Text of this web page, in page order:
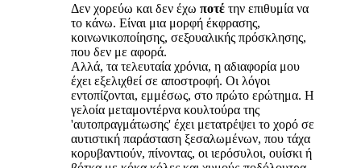
Δεν χορεύω και δεν έχω ποτέ την επιθυμία να
το κάνω. Είναι μια μορφή έκφρασης,
κοινωνικοποίησης, σεξουαλικής πρόσκλησης,
που δεν με αφορά.
Αλλά, τα τελευταία χρόνια, η αδιαφορία μου
έχει εξελιχθεί σε αποστροφή. Οι λόγοι
εντοπίζονται, εμμέσως, στο πρώτο ερώτημα. Η
γελοία μεταμοντέρνα κουλτούρα της
'αυτοπραγμάτωσης' έχει μετατρέψει το χορό σε
αυτιστική παράσταση ξεσαλωμένων, που τάχα
κορυβαντιούν, πίνοντας, οι ιερόσυλοι, ουίσκι ή